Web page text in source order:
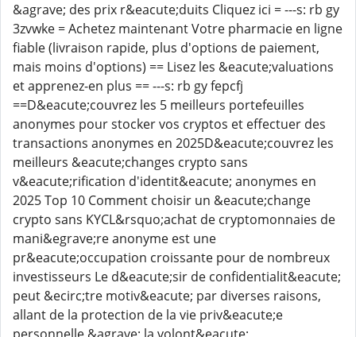
&agrave; des prix r&eacute;duits Cliquez ici = ---s: rb gy
3zvwke = Achetez maintenant Votre pharmacie en ligne
fiable (livraison rapide, plus d'options de paiement,
mais moins d'options) == Lisez les &eacute;valuations
et apprenez-en plus == ---s: rb gy fepcfj
==D&eacute;couvrez les 5 meilleurs portefeuilles
anonymes pour stocker vos cryptos et effectuer des
transactions anonymes en 2025D&eacute;couvrez les
meilleurs &eacute;changes crypto sans
v&eacute;rification d'identit&eacute; anonymes en
2025 Top 10 Comment choisir un &eacute;change
crypto sans KYCL&rsquo;achat de cryptomonnaies de
mani&egrave;re anonyme est une
pr&eacute;occupation croissante pour de nombreux
investisseurs Le d&eacute;sir de confidentialit&eacute;
peut &ecirc;tre motiv&eacute; par diverses raisons,
allant de la protection de la vie priv&eacute;e